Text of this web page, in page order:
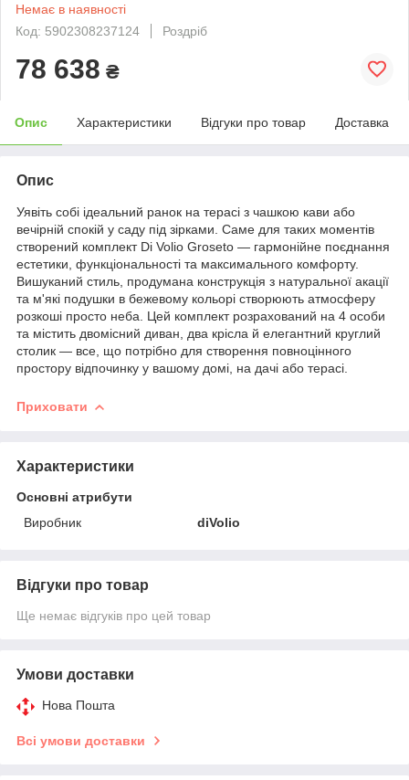
Немає в наявності
Код: 5902308237124
Роздріб
78 638 ₴
Опис Характеристики Відгуки про товар Доставка
Опис
Уявіть собі ідеальний ранок на терасі з чашкою кави або
вечірній спокій у саду під зірками. Саме для таких моментів
створений комплект Di Volio Groseto — гармонійне поєднання
естетики, функціональності та максимального комфорту.
Вишуканий стиль, продумана конструкція з натуральної акації
та м'які подушки в бежевому кольорі створюють атмосферу
розкоші просто неба. Цей комплект розрахований на 4 особи
та містить двомісний диван, два крісла й елегантний круглий
столик — все, що потрібно для створення повноцінного
простору відпочинку у вашому домі, на дачі або терасі.
Приховати
Характеристики
Основні атрибути
Виробник
diVolio
Відгуки про товар
Ще немає відгуків про цей товар
Умови доставки
Нова Пошта
Всі умови доставки